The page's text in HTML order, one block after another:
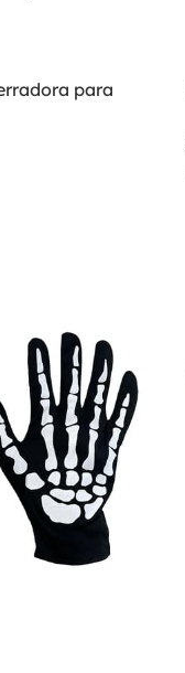
para